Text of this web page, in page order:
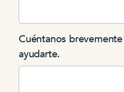
Cuéntanos
ayudarte.